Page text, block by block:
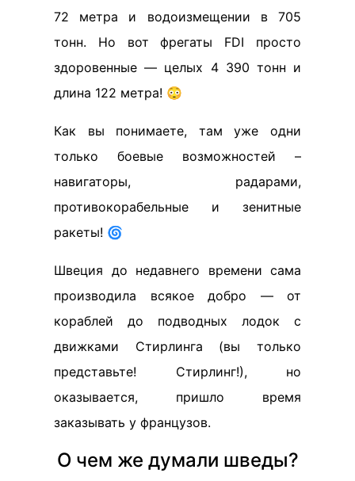
72 метра и водоизмещении в 705
тонн. Но вот фрегаты FDI просто
здоровенные — целых 4 390 тонн и
длина 122 метра! 😳
Как вы понимаете, там уже одни
только боевые возможностей –
навигаторы, радарами,
противокорабельные и зенитные
ракеты! 🌀
Швеция до недавнего времени сама
производила всякое добро — от
кораблей до подводных лодок с
движками Стирлинга (вы только
представьте! Стирлинг!), но
оказывается, пришло время
заказывать у французов.
О чем же думали шведы?